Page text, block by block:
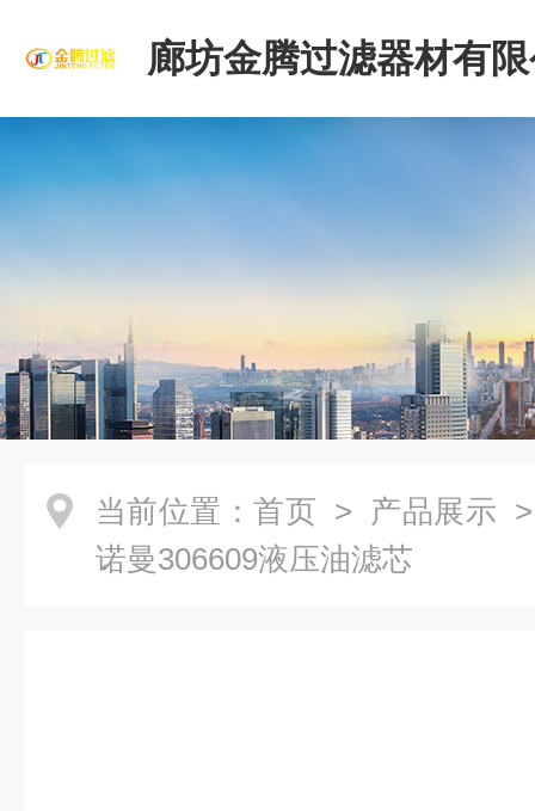
廊坊金腾过滤器材有
当前位置： 首页 > 产品展示
诺曼306609液压油滤芯